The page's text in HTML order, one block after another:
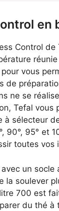
en
Control de
vous
de
ne se
Tefal vous
à sélecteur
90°, 95° et
toutes vos
un socle
la soulever
700 est
du thé à